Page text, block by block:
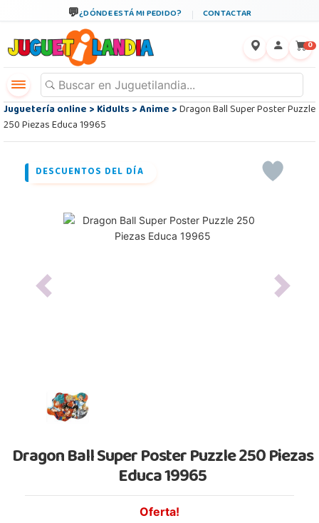
¿DÓNDE ESTÁ MI PEDIDO? CONTACTAR
0
Juguetería online>Kidults>Anime>Dragon Ball Super Poster Puzzle
250 Piezas Educa 19965
DESCUENTOS DEL DÍA
Previous Next
Dragon Ball Super Poster Puzzle 250 Piezas
Educa 19965
Oferta!